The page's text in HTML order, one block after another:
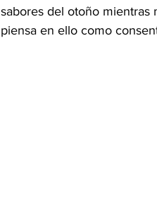
sabores del otoño
piensa en ello como